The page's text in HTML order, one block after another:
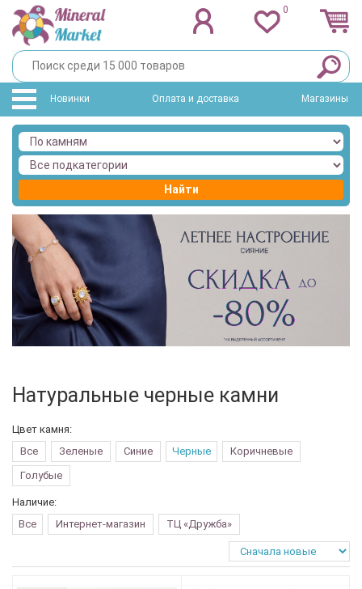
0
Новинки Оплата и доставка Магазины
Найти
Натуральные черные камни
Цвет камня:
Все
Зеленые Синие Черные
Коричневые
Голубые
Наличие:
Все
Интернет-магазин ТЦ «Дружба»